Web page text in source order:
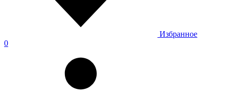
Избранное
0